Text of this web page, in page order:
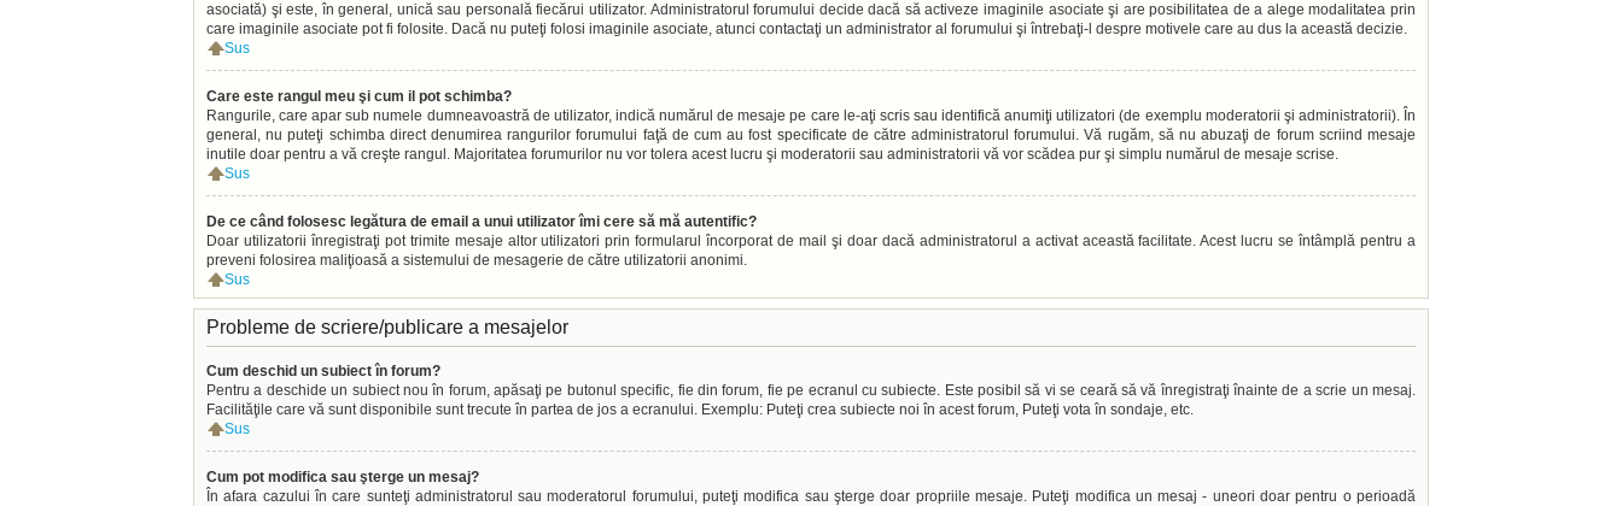
asociată) şi este, în general, unică sau personală fiecărui utilizator. Administratorul forumului decide dacă să activeze imaginile asociate şi are posibilitatea de a alege modalitatea prin
care imaginile asociate pot fi folosite. Dacă nu puteţi folosi imaginile asociate, atunci contactaţi un administrator al forumului şi întrebaţi-l despre motivele care au dus la această decizie.
Sus
Care este rangul meu şi cum il pot schimba?
Rangurile, care apar sub numele dumneavoastră de utilizator, indică numărul de mesaje pe care le-aţi scris sau identifică anumiţi utilizatori (de exemplu moderatorii şi administratorii). În
general, nu puteţi schimba direct denumirea rangurilor forumului faţă de cum au fost specificate de către administratorul forumului. Vă rugăm, să nu abuzaţi de forum scriind mesaje
inutile doar pentru a vă creşte rangul. Majoritatea forumurilor nu vor tolera acest lucru şi moderatorii sau administratorii vă vor scădea pur şi simplu numărul de mesaje scrise.
Sus
De ce când folosesc legătura de email a unui utilizator îmi cere să mă autentific?
Doar utilizatorii înregistraţi pot trimite mesaje altor utilizatori prin formularul încorporat de mail şi doar dacă administratorul a activat această facilitate. Acest lucru se întâmplă pentru a
preveni folosirea maliţioasă a sistemului de mesagerie de către utilizatorii anonimi.
Sus
Probleme de scriere/publicare a mesajelor
Cum deschid un subiect în forum?
Pentru a deschide un subiect nou în forum, apăsaţi pe butonul specific, fie din forum, fie pe ecranul cu subiecte. Este posibil să vi se ceară să vă înregistraţi înainte de a scrie un mesaj.
Facilităţile care vă sunt disponibile sunt trecute în partea de jos a ecranului. Exemplu: Puteţi crea subiecte noi în acest forum, Puteţi vota în sondaje, etc.
Sus
Cum pot modifica sau şterge un mesaj?
În afara cazului în care sunteţi administratorul sau moderatorul forumului, puteţi modifica sau şterge doar propriile mesaje. Puteţi modifica un mesaj - uneori doar pentru o perioadă